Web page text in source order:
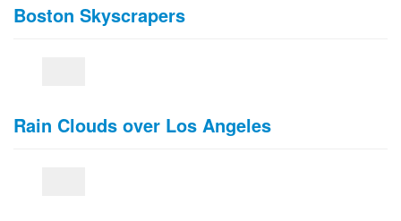
Boston Skyscrapers
Rain Clouds over Los Angeles